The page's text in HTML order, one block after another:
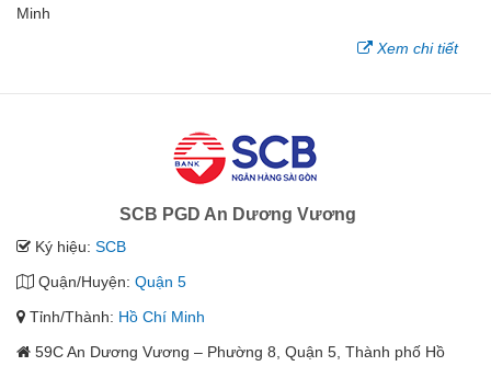
Minh
Xem chi tiết
SCB PGD An Dương Vương
Ký hiệu: SCB
Quận/Huyện: Quận 5
Tỉnh/Thành: Hồ Chí Minh
59C An Dương Vương – Phường 8, Quận 5, Thành phố Hồ